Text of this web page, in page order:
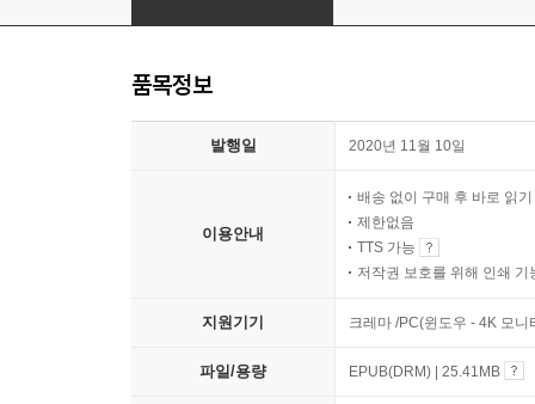
품목정보
발행일 2020년 11월 10일
이용안내
배송 없이 구매 후 바로 읽기
제한없음
TTS 가능
저작권 보호를 위해 인쇄 기
지원기기 크레마 /PC(윈도우 - 4K 모
파일/용량 EPUB(DRM) | 25.41MB